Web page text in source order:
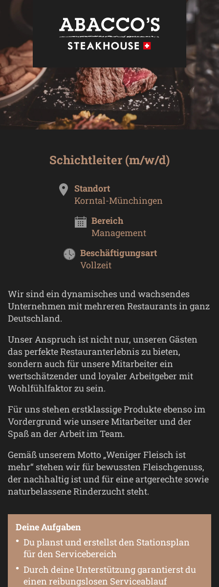
Schichtleiter (m/w/d)
Standort
Korntal-Münchingen
Bereich
Management
Beschäftigungsart
Vollzeit
Wir sind ein dynamisches und wachsendes
Unternehmen mit mehreren Restaurants in ganz
Deutschland.
Unser Anspruch ist nicht nur, unseren Gästen
das perfekte Restauranterlebnis zu bieten,
sondern auch für unsere Mitarbeiter ein
wertschätzender und loyaler Arbeitgeber mit
Wohlfühlfaktor zu sein.
Für uns stehen erstklassige Produkte ebenso im
Vordergrund wie unsere Mitarbeiter und der
Spaß an der Arbeit im Team.
Gemäß unserem Motto „Weniger Fleisch ist
mehr“ stehen wir für bewussten Fleischgenuss,
der nachhaltig ist und für eine artgerechte sowie
naturbelassene Rinderzucht steht.
Deine Aufgaben
Du planst und erstellst den Stationsplan
für den Servicebereich
Durch deine Unterstützung garantierst du
einen reibungslosen Serviceablauf